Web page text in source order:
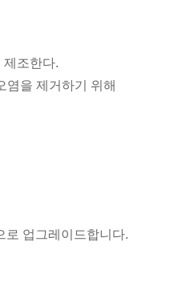
제조한다.
염을 제거하기 위해
로 업그레이드합니다.